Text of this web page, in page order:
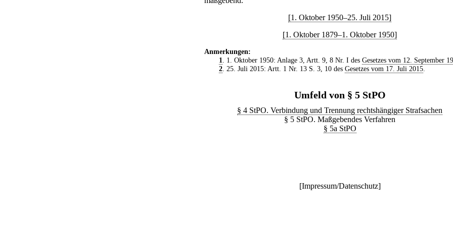
[1. Oktober 1950–25. Juli 2015]
[1. Oktober 1879–1. Oktober 1950]
Anmerkungen:
1
. 1. Oktober 1950: Anlage 3, Artt. 9, 8 Nr. I des Gesetzes vom 12. September
2. 25. Juli 2015: Artt. 1 Nr. 13 S. 3, 10 des Gesetzes vom 17. Juli 2015.
Umfeld von § 5 StPO
§ 4 StPO. Verbindung und Trennung rechtshängiger Strafsachen
§ 5 StPO. Maßgebendes Verfahren
§ 5a StPO
[Impressum/Datenschutz]